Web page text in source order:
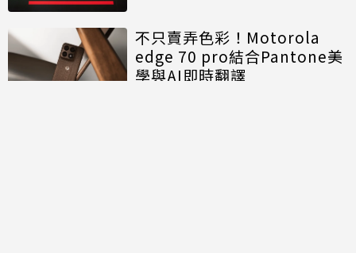
不只賣弄色彩！Motorola
edge 70 pro結合Pantone美
學與AI即時翻譯